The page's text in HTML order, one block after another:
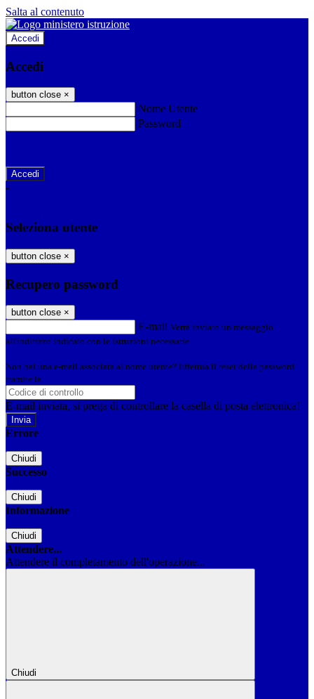
Salta al contenuto
Accedi
Accedi
button close ×
Nome Utente
Password
-
Seleziona utente
button close ×
Recupero password
button close ×
E-mail Verrà inviato un messaggio
all'indirizzo indicato con le istruzioni necessarie.
Non hai una e-mail associata al nome utente? Effettua il reset della password
tramite la
E-mail inviata, si prega di controllare la casella di posta elettronica!
Errore
Chiudi
Successo
Chiudi
Informazione
Chiudi
Attendere...
Attendere il completamento dell'operazione...
Chiudi